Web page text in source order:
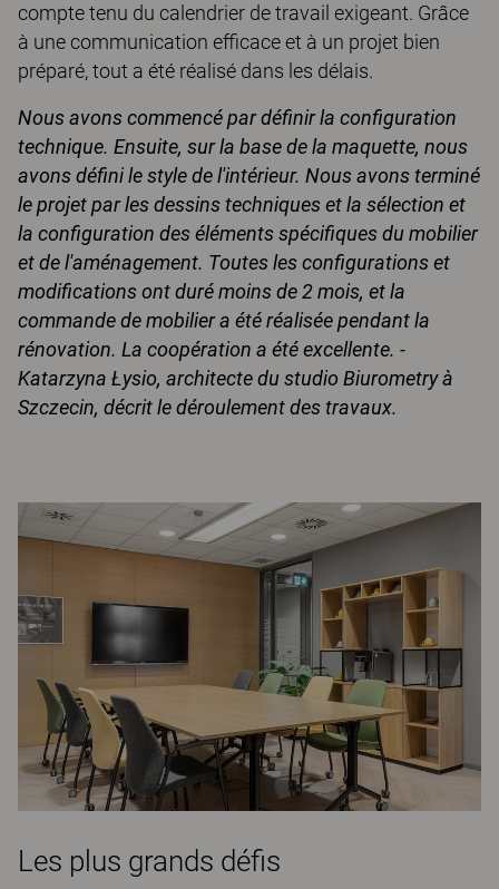
compte tenu du calendrier de travail exigeant. Grâce
à une communication efficace et à un projet bien
préparé, tout a été réalisé dans les délais.
Nous avons commencé par définir la configuration
technique. Ensuite, sur la base de la maquette, nous
avons défini le style de l'intérieur. Nous avons terminé
le projet par les dessins techniques et la sélection et
la configuration des éléments spécifiques du mobilier
et de l'aménagement. Toutes les configurations et
modifications ont duré moins de 2 mois, et la
commande de mobilier a été réalisée pendant la
rénovation. La coopération a été excellente. -
Katarzyna Łysio, architecte du studio Biurometry à
Szczecin, décrit le déroulement des travaux.
Les plus grands défis